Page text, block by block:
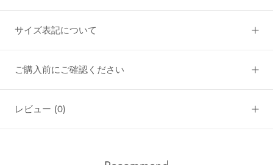
サイズ表記について
ご購入前にご確認ください
レビュー (0)